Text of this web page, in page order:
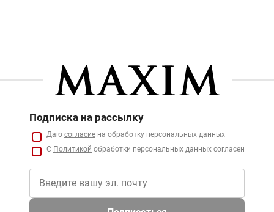
Подписка на рассылку
Даю согласие на обработку персональных данных
С Политикой обработки персональных данных согласен